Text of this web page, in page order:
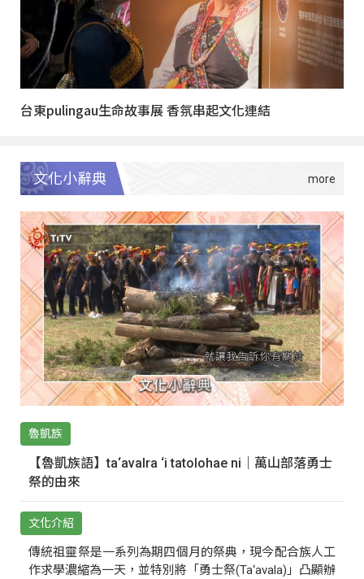
台東pulingau生命故事展 香氛串起文化連結
文化小辭典
魯凱族
【魯凱族語】ta‘avalra ‘i tatolohae ni｜萬山部落勇士
祭的由來
文化介紹
傳統祖靈祭是一系列為期四個月的祭典，現今配合族人工
作求學濃縮為一天，並特別將「勇士祭(Ta‘avala)」凸顯辦